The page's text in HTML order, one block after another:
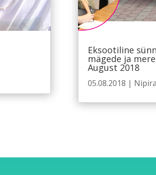
Eksootiline
mägede ja
August 2018
05.08.2018 |